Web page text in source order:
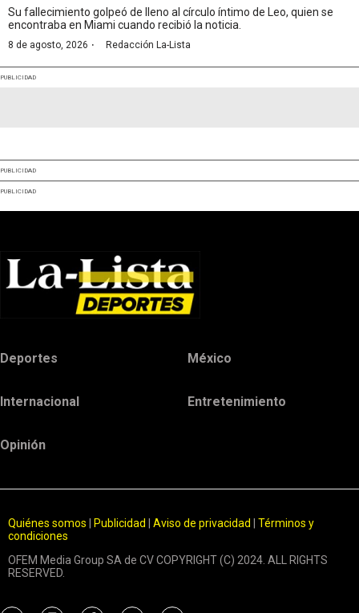
Su fallecimiento golpeó de lleno al círculo íntimo de Leo, quien se
encontraba en Miami cuando recibió la noticia.
8 de agosto, 2026 · Redacción La-Lista
PUBLICIDAD
PUBLICIDAD
PUBLICIDAD
Deportes México
Internacional Entretenimiento
Opinión
Quiénes somos Publicidad Aviso de privacidad
Términos y
condiciones
OFEM Media Group SA de CV COPYRIGHT (C) 2024. ALL RIGHTS
RESERVED.